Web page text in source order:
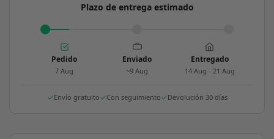
Plazo de entrega estimado
Pedido
7 Aug
Enviado
~9 Aug
Entregado
14 Aug - 21 Aug
Envío gratuito Con seguimiento Devolución 30 días